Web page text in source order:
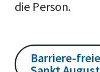
die Person.
Barriere-